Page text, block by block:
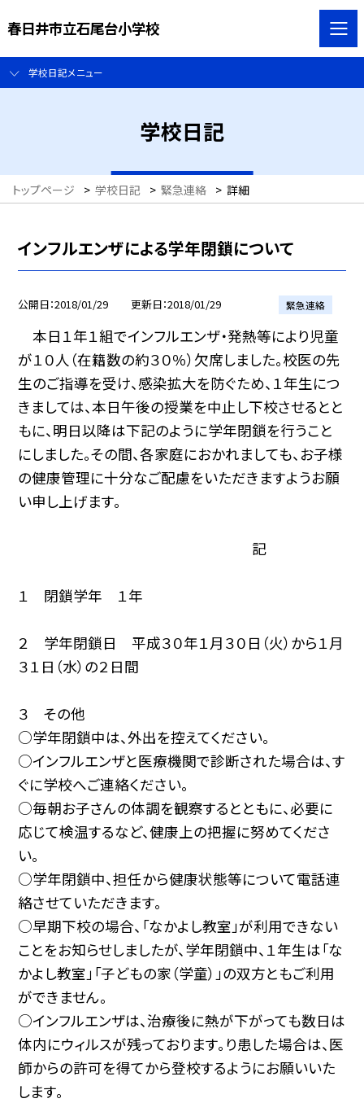
春日井市立石尾台小学校
学校日記メニュー
学校日記
トップページ > 学校日記 > 緊急連絡 > 詳細
インフルエンザによる学年閉鎖について
公開日 2018/01/29 更新日 2018/01/29 緊急連絡
本日１年１組でインフルエンザ・発熱等により児童
が１０人（在籍数の約３０％）欠席しました。校医の先
生のご指導を受け、感染拡大を防ぐため、１年生につ
きましては、本日午後の授業を中止し下校させるとと
もに、明日以降は下記のように学年閉鎖を行うこと
にしました。その間、各家庭におかれましても、お子様
の健康管理に十分なご配慮をいただきますようお願
い申し上げます。
記
１ 閉鎖学年 １年
２ 学年閉鎖日 平成３０年１月３０日（火）から１月
３１日（水）の２日間
３ その他
○学年閉鎖中は、外出を控えてください。
○インフルエンザと医療機関で診断された場合は、す
ぐに学校へご連絡ください。
○毎朝お子さんの体調を観察するとともに、必要に
応じて検温するなど、健康上の把握に努めてくださ
い。
○学年閉鎖中、担任から健康状態等について電話連
絡させていただきます。
○早期下校の場合、「なかよし教室」が利用できない
ことをお知らせしましたが、学年閉鎖中、１年生は「な
かよし教室」「子どもの家（学童）」の双方ともご利用
ができません。
○インフルエンザは、治療後に熱が下がっても数日は
体内にウィルスが残っております。り患した場合は、医
師からの許可を得てから登校するようにお願いいた
します。